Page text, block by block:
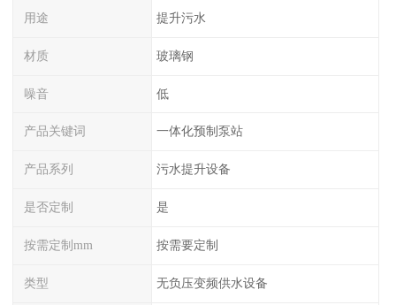
用途 提升污水
材质 玻璃钢
噪音 低
产品关键词 一体化预制泵站
产品系列 污水提升设备
是否定制 是
按需定制mm 按需要定制
类型 无负压变频供水设备